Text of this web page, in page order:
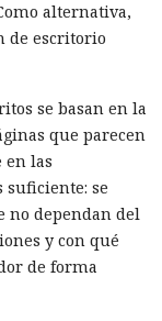
alternativa,
de escritorio
se basan en la
que parecen
las
suficiente: se
no dependan del
y con qué
de forma